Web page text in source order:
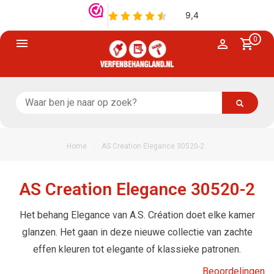
0
Home AS Creation Elegance 30520-2
AS Creation Elegance 30520-2
Het behang Elegance van A.S. Création doet elke kamer
glanzen. Het gaan in deze nieuwe collectie van zachte
effen kleuren tot elegante of klassieke patronen.
Beoordelingen